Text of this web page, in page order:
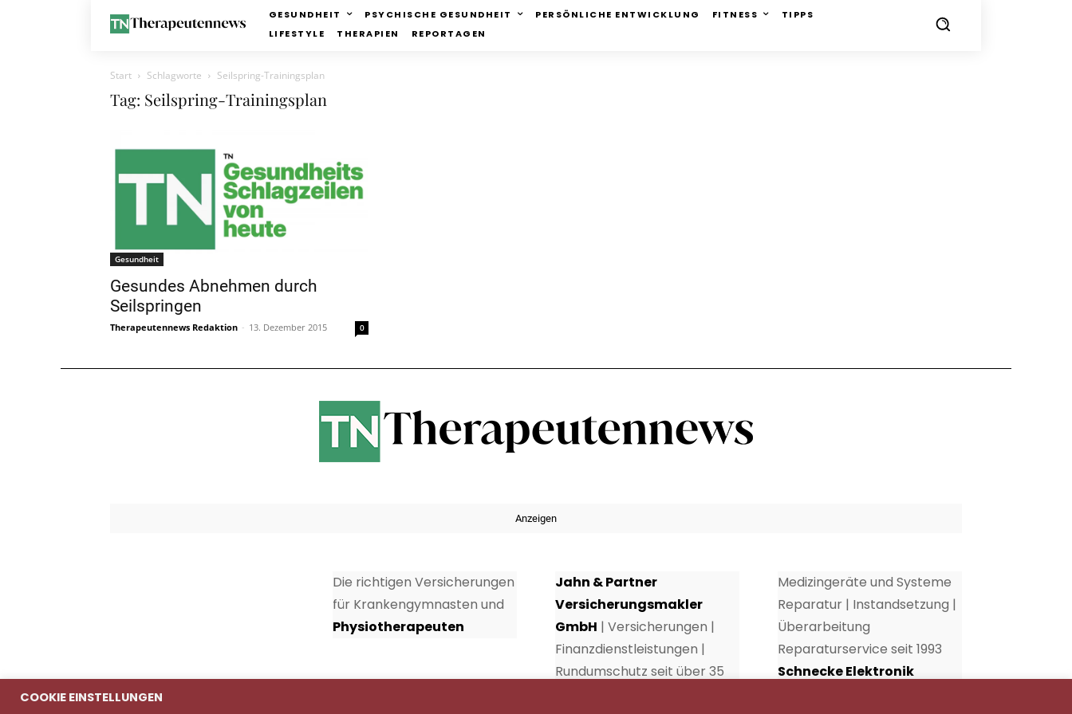
GESUNDHEIT PSYCHISCHE GESUNDHEIT PERSÖNLICHE ENTWICKLUNG FITNESS
TIPPS
LIFESTYLE
THERAPIEN REPORTAGEN
Start Schlagworte Seilspring-Trainingsplan
Tag: Seilspring-Trainingsplan
Gesundheit
Gesundes Abnehmen durch
Seilspringen
Therapeutennews Redaktion - 13. Dezember 2015 0
Anzeigen
Die richtigen Versicherungen
für Krankengymnasten und
Physiotherapeuten
Jahn & Partner
Versicherungsmakler
GmbH | Versicherungen |
Finanzdienstleistungen |
Rundumschutz seit über 35
Medizingeräte und Systeme
Reparatur | Instandsetzung |
Überarbeitung
Reparaturservice seit 1993
Schnecke Elektronik
COOKIE EINSTELLUNGEN